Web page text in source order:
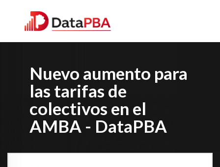
Nuevo aumento para
las tarifas de
colectivos en el
AMBA - DataPBA